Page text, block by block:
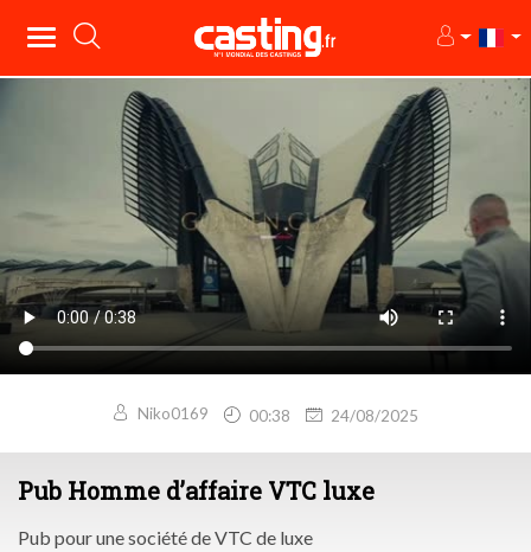
Niko0169 00:38 24/08/2025
Pub Homme d’affaire VTC luxe
Pub pour une société de VTC de luxe